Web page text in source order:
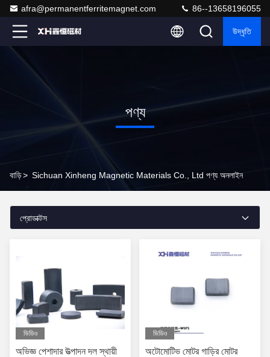
afra@permanentferritemagnet.com 86--13658196055
উদ্ধৃতি
পণ্য
বাড়ি> Sichuan Xinheng Magnetic Materials Co., Ltd পণ্য অনলাইন
প্রোডাক্টস
ভিডিও
অভিজ্ঞ পেশাদার উত্পাদন দল স্থায়ী
ভিডিও
অটোমোটিভ মোটর গাড়ির মোটর